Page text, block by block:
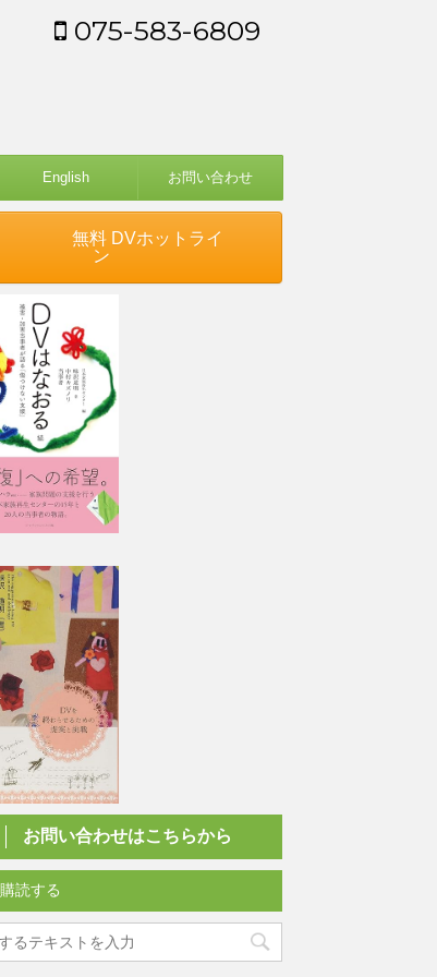
075-583-6809
English お問い合わせ
無料 DVホットライ
ン
お問い合わせはこちらから
購読する